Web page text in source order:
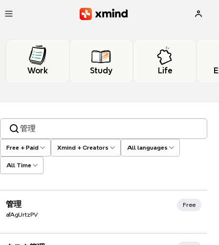
Work Study Life
Free + Paid Xmind + Creators All languages
All Time
Search templates, tags…
Xmind Favorites
管理
afAgUrtzPV
Free
Xmind Favorites